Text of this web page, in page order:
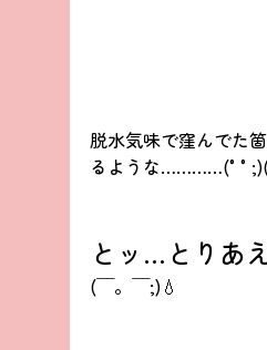
脱水気味で窪んでた
るような
とッ…とりあ
(￣。￣;)💧